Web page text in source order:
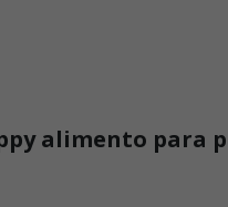
alimento para